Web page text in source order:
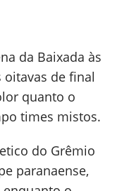
da Baixada às
oitavas de final
quanto o
times mistos.
do Grêmio
paranaense,